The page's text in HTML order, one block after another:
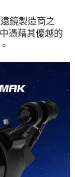
鏡製造商之
憑藉其優越的